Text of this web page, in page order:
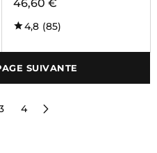
46,60 €
4,8 (85)
SUIVANTE
4